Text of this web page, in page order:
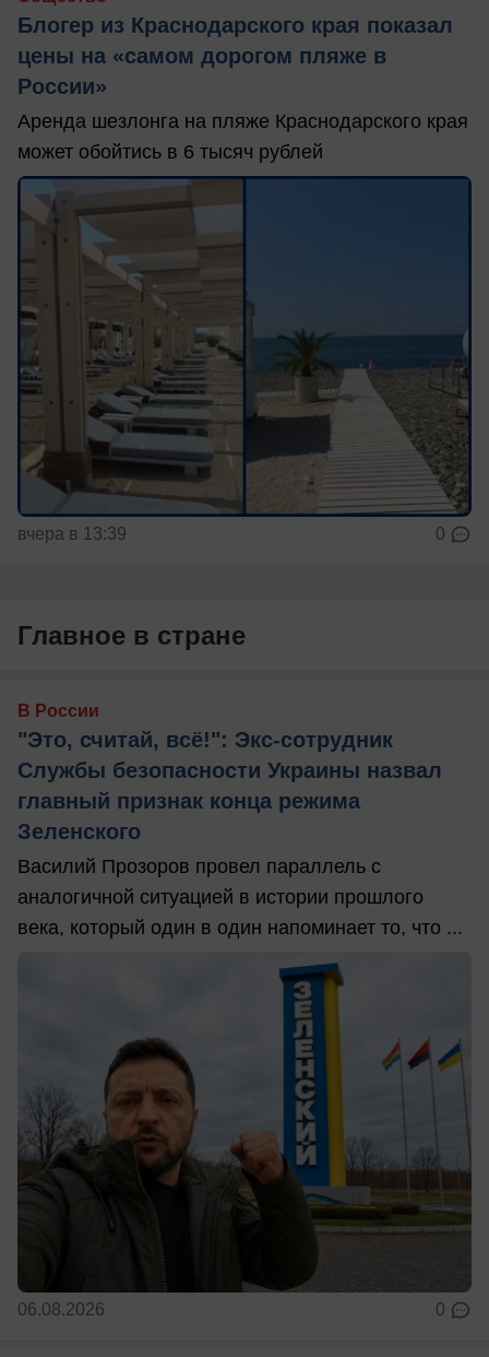
Блогер из Краснодарского края показал
цены на «самом дорогом пляже в
России»
Аренда шезлонга на пляже Краснодарского края
может обойтись в 6 тысяч рублей
вчера в 13:39 0
Главное в стране
В России
"Это, считай, всё!": Экс-сотрудник
Службы безопасности Украины назвал
главный признак конца режима
Зеленского
Василий Прозоров провел параллель с
аналогичной ситуацией в истории прошлого
века, который один в один напоминает то, что ...
06.08.2026 0